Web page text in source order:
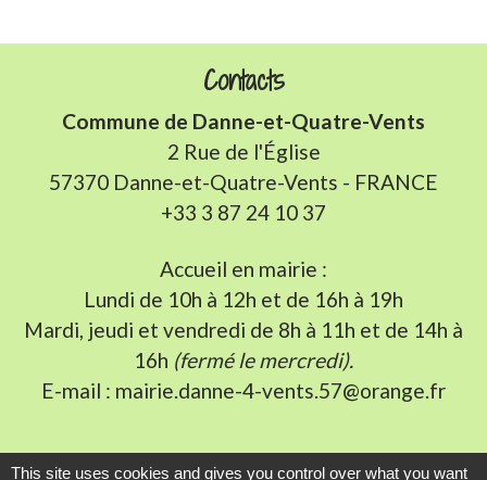
Contacts
Commune de Danne-et-Quatre-Vents
2 Rue de l'Église
57370 Danne-et-Quatre-Vents - FRANCE
+33 3 87 24 10 37
Accueil en mairie :
Lundi de 10h à 12h et de 16h à 19h
Mardi, jeudi et vendredi de 8h à 11h et de 14h à
16h (fermé le mercredi).
E-mail : mairie.danne-4-vents.57@orange.fr
This site uses cookies and gives you control over what you want